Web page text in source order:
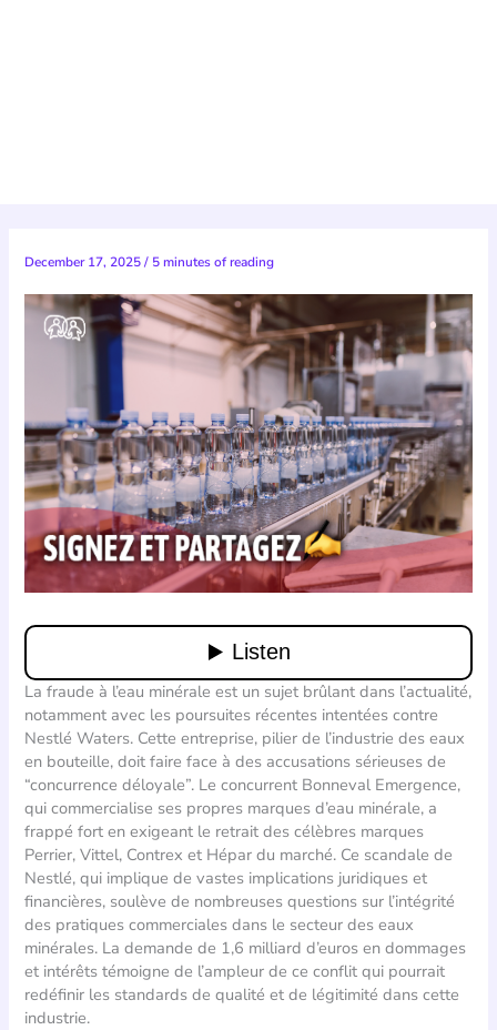
December 17, 2025/ 5 minutes of reading
La fraude à l’eau minérale est un sujet brûlant dans l’actualité,
notamment avec les poursuites récentes intentées contre
Nestlé Waters. Cette entreprise, pilier de l’industrie des eaux
en bouteille, doit faire face à des accusations sérieuses de
“concurrence déloyale”. Le concurrent Bonneval Emergence,
qui commercialise ses propres marques d’eau minérale, a
frappé fort en exigeant le retrait des célèbres marques
Perrier, Vittel, Contrex et Hépar du marché. Ce scandale de
Nestlé, qui implique de vastes implications juridiques et
financières, soulève de nombreuses questions sur l’intégrité
des pratiques commerciales dans le secteur des eaux
minérales. La demande de 1,6 milliard d’euros en dommages
et intérêts témoigne de l’ampleur de ce conflit qui pourrait
redéfinir les standards de qualité et de légitimité dans cette
industrie.